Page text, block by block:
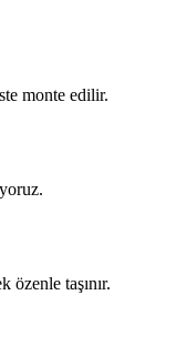
monte edilir.
taşınır.